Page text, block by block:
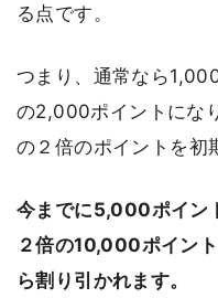
る点です。
つまり、通常なら
の2,000ポイントにな
の２倍のポイントを初
今までに5,000ポイン
２倍の10,000ポイン
ら割り引かれます。